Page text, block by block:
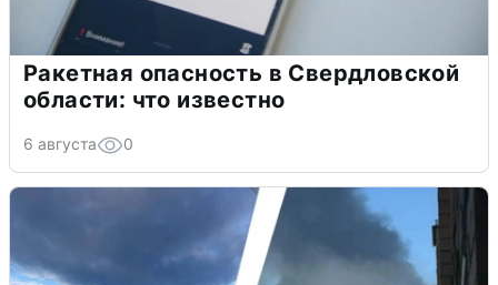
Ракетная опасность в Свердловской
области: что известно
6 августа 0